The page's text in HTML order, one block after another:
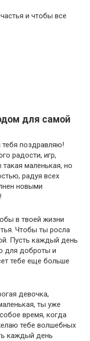
и чтобы все
для самой
поздравляю!
радости, игр,
маленькая, но
радуя всех
новыми
в твоей жизни
Чтобы ты росла
Пусть каждый день
для доброты и
тебе еще больше
девочка,
ты уже
время, когда
тебе волшебных
каждый день